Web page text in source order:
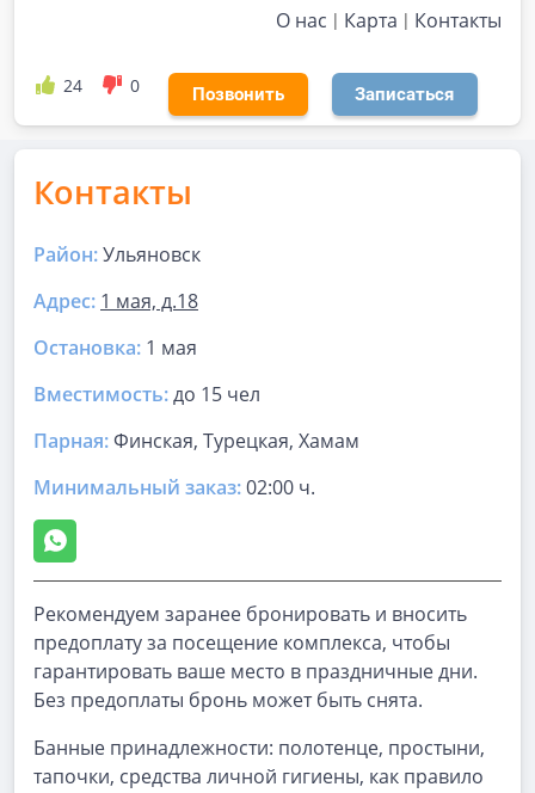
О нас Карта Контакты
24 0 Позвонить Записаться
Контакты
Район:Ульяновск
Адрес: 1 мая, д.18
Остановка: 1 мая
Вместимость:до 15 чел
Парная:Финская, Турецкая, Хамам
Минимальный заказ:02:00 ч.
Рекомендуем заранее бронировать и вносить
предоплату за посещение комплекса, чтобы
гарантировать ваше место в праздничные дни.
Без предоплаты бронь может быть снята.
Банные принадлежности: полотенце, простыни,
тапочки, средства личной гигиены, как правило